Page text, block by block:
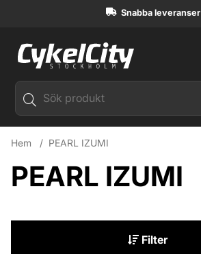
Snabba leveranser
Hem PEARL IZUMI
PEARL IZUMI
Filter